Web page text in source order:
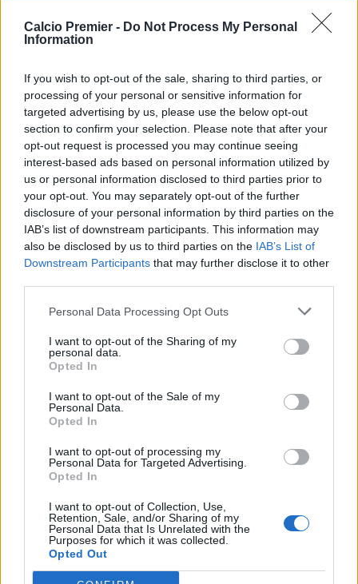
Calcio Premier - Do Not Process My Personal
Information
If you wish to opt-out of the sale, sharing to third parties, or
processing of your personal or sensitive information for
targeted advertising by us, please use the below opt-out
section to confirm your selection. Please note that after your
opt-out request is processed you may continue seeing
interest-based ads based on personal information utilized by
us or personal information disclosed to third parties prior to
your opt-out. You may separately opt-out of the further
disclosure of your personal information by third parties on the
IAB’s list of downstream participants. This information may
also be disclosed by us to third parties on the IAB’s List of
Downstream Participants that may further disclose it to other
Personal Data Processing Opt Outs
I want to opt-out of the Sharing of my
personal data.
Opted In
I want to opt-out of the Sale of my
Personal Data.
Opted In
I want to opt-out of processing my
Personal Data for Targeted Advertising.
Opted In
I want to opt-out of Collection, Use,
Retention, Sale, and/or Sharing of my
Personal Data that Is Unrelated with the
Purposes for which it was collected.
Opted Out
(giovanissima promessa del calcio d’Oltremanica, da
tempo noto agli addetti ai lavori,
tanto simile all’ingleseHurricane(uragano), ma soprattutto
dall’immensa leadership e dall’instancabile vizietto del
gol. Al centro del progetto del club, Kane ha faticato e non
poco (come del resto tutta la squadra) nelle prime
settimane, sbloccandosi di fatto solo alla settima giornata
nella vittoria conseguita a White Hart Lane a discapito
dello stesso Manchester City battuto pochi giorni fa. In fase
crescente da quella partita in avanti, l’attaccante classe 93′
ha contribuito enormemente a trascinare i suoi fino al 2°
posto tutt’ora occupato, come dimostra la straordinaria
media relizzativa del numero dieci nelle ultime cinque
partite citate precedentemente: ben una rete ogni 90
minuti.
Mantenendo l’attenzione sul reparto offensivo del
trequartista daneseChristian Eriksen. L’ex Ajax non sta
vivendo una stagione particolarmente prolifica dal punto di
5 incontri), ma continua ad incidere in maniera notevole
assist-man
relazione ai migliori interpreti del suo ruolo, preceduto
unicamente dall’irraggiungibileOzil, a quota 17, Mahrez
De Bruyne
Eriksen paga inevitabilmente, in questo tipo di classifiche,
una prima parte di stagione non brillantissima, ma la
retroguardia viola farà bene a preoccuparsi, e non poco,
dell’imprevedibilità delle sue giocate nel match di giovedì.